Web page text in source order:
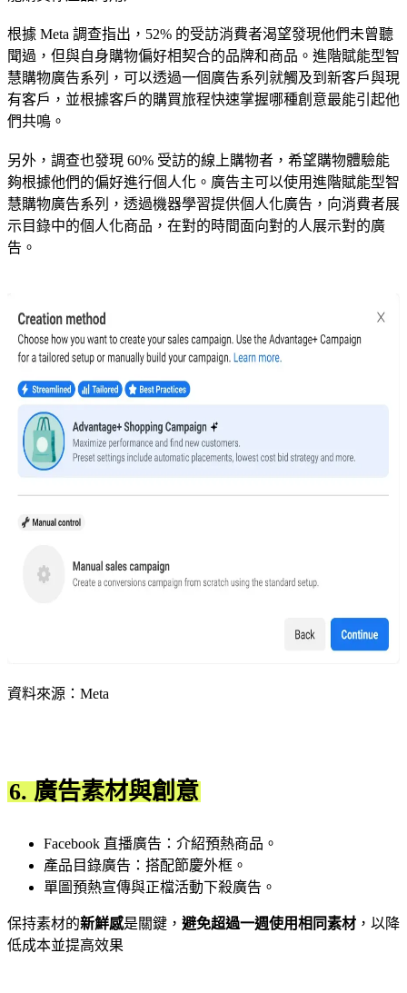
根據 Meta 調查指出，52% 的受訪消費者渴望發現他們未曾聽
聞過，但與自身購物偏好相契合的品牌和商品。進階賦能型智
慧購物廣告系列，可以透過一個廣告系列就觸及到新客戶與現
有客戶，並根據客戶的購買旅程快速掌握哪種創意最能引起他
們共鳴。
另外，調查也發現 60% 受訪的線上購物者，希望購物體驗能
夠根據他們的偏好進行個人化。廣告主可以使用進階賦能型智
慧購物廣告系列，透過機器學習提供個人化廣告，向消費者展
示目錄中的個人化商品，在對的時間面向對的人展示對的廣
告。
資料來源：Meta
6. 廣告素材與創意
Facebook 直播廣告：介紹預熱商品。
產品目錄廣告：搭配節慶外框。
單圖預熱宣傳與正檔活動下殺廣告。
保持素材的新鮮感是關鍵， 避免超過一週使用相同素材 ，以降
低成本並提高效果